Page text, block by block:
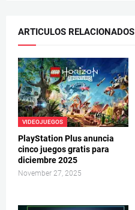
ARTICULOS RELACIONADOS
VIDEOJUEGOS
PlayStation Plus anuncia
cinco juegos gratis para
diciembre 2025
November 27, 2025